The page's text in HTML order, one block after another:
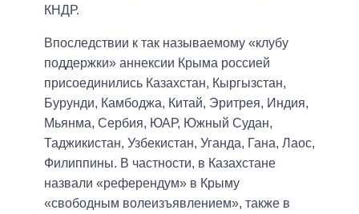
КНДР.
Впоследствии к так называемому «клубу
поддержки» аннексии Крыма россией
присоединились Казахстан, Кыргызстан,
Бурунди, Камбоджа, Китай, Эритрея, Индия,
Мьянма, Сербия, ЮАР, Южный Судан,
Таджикистан, Узбекистан, Уганда, Гана, Лаос,
Филиппины. В частности, в Казахстане
назвали «референдум» в Крыму
«свободным волеизъявлением», также в